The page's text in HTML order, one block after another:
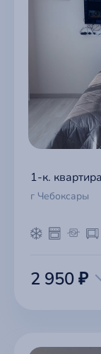
1-к.
г Чебоксары
2 950 ₽